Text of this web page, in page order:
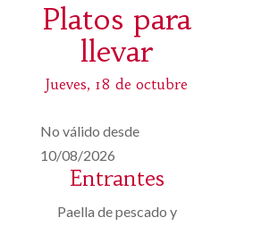
Platos para
llevar
Jueves, 18 de octubre
No válido desde
10/08/2026
Entrantes
Paella de pescado y